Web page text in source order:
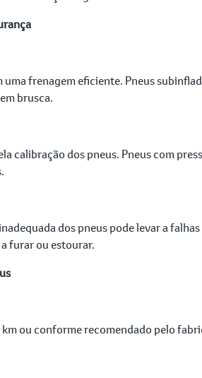
frenagem eficiente. Pneus
brusca.
calibração dos pneus. Pneus com
dos pneus pode levar a
furar ou estourar.
ou conforme recomendado pelo